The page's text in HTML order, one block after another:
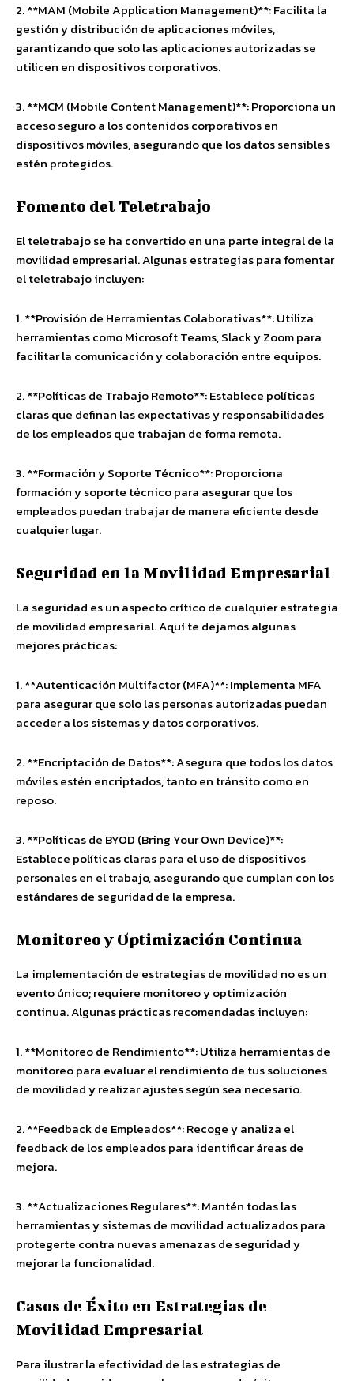
2. **MAM (Mobile Application Management)**: Facilita la
gestión y distribución de aplicaciones móviles,
garantizando que solo las aplicaciones autorizadas se
utilicen en dispositivos corporativos.
3. **MCM (Mobile Content Management)**: Proporciona un
acceso seguro a los contenidos corporativos en
dispositivos móviles, asegurando que los datos sensibles
estén protegidos.
Fomento del Teletrabajo
El teletrabajo se ha convertido en una parte integral de la
movilidad empresarial. Algunas estrategias para fomentar
el teletrabajo incluyen:
1. **Provisión de Herramientas Colaborativas**: Utiliza
herramientas como Microsoft Teams, Slack y Zoom para
facilitar la comunicación y colaboración entre equipos.
2. **Políticas de Trabajo Remoto**: Establece políticas
claras que definan las expectativas y responsabilidades
de los empleados que trabajan de forma remota.
3. **Formación y Soporte Técnico**: Proporciona
formación y soporte técnico para asegurar que los
empleados puedan trabajar de manera eficiente desde
cualquier lugar.
Seguridad en la Movilidad Empresarial
La seguridad es un aspecto crítico de cualquier estrategia
de movilidad empresarial. Aquí te dejamos algunas
mejores prácticas:
1. **Autenticación Multifactor (MFA)**: Implementa MFA
para asegurar que solo las personas autorizadas puedan
acceder a los sistemas y datos corporativos.
2. **Encriptación de Datos**: Asegura que todos los datos
móviles estén encriptados, tanto en tránsito como en
reposo.
3. **Políticas de BYOD (Bring Your Own Device)**:
Establece políticas claras para el uso de dispositivos
personales en el trabajo, asegurando que cumplan con los
estándares de seguridad de la empresa.
Monitoreo y Optimización Continua
La implementación de estrategias de movilidad no es un
evento único; requiere monitoreo y optimización
continua. Algunas prácticas recomendadas incluyen:
1. **Monitoreo de Rendimiento**: Utiliza herramientas de
monitoreo para evaluar el rendimiento de tus soluciones
de movilidad y realizar ajustes según sea necesario.
2. **Feedback de Empleados**: Recoge y analiza el
feedback de los empleados para identificar áreas de
mejora.
3. **Actualizaciones Regulares**: Mantén todas las
herramientas y sistemas de movilidad actualizados para
protegerte contra nuevas amenazas de seguridad y
mejorar la funcionalidad.
Casos de Éxito en Estrategias de
Movilidad Empresarial
Para ilustrar la efectividad de las estrategias de